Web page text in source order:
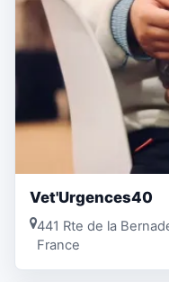
Vet'Urgences40
441 Rte de la
France